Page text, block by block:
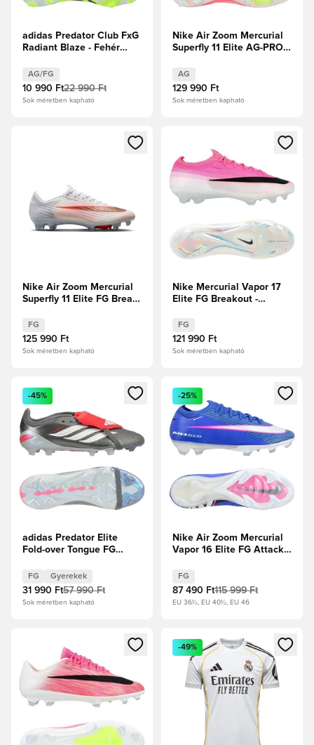
adidas Predator Club FxG
Radiant Blaze - Fehér
Lemon
AG/FG
10 990 Ft22 990 Ft
Sok méretben kapható
Nike Air Zoom Mercurial
Superfly 11 Elite AG-PRO
Rózsaszín/Fehér/Fekete
AG
129 990 Ft
Sok méretben kapható
Megnyit egy modált a bejelentkezéshez vagy a tagként
Nike Air Zoom Mercurial
Superfly 11 Elite FG Break
FG
125 990 Ft
Sok méretben kapható
Megnyit egy modált a
Nike Mercurial Vapor 17
Elite FG Breakout -
FG
121 990 Ft
Sok méretben kapható
Megnyit egy modált a bejelentkezéshez vagy a tagként
-45%
adidas Predator Elite
Fold-over Tongue FG
Vasfém/Fehér cipők/
Élénkpiros Gyerek
FG Gyerekek
31 990 Ft57 990 Ft
Sok méretben kapható
Megnyit egy modált a
-25%
Nike Air Zoom Mercurial
Vapor 16 Elite FG Attack -
FG
87 490 Ft115 999 Ft
EU 36½, EU 40½, EU 46
Megnyit egy modált a bejelentkezéshez vagy a tagként
Megnyit egy modált a
-49%